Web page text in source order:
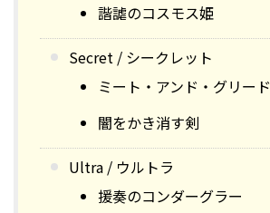
諧謔のコスモス姫
Secret / シークレット
ミート・アンド・グリード
闇をかき消す剣
Ultra / ウルトラ
援奏のコンダーグラー